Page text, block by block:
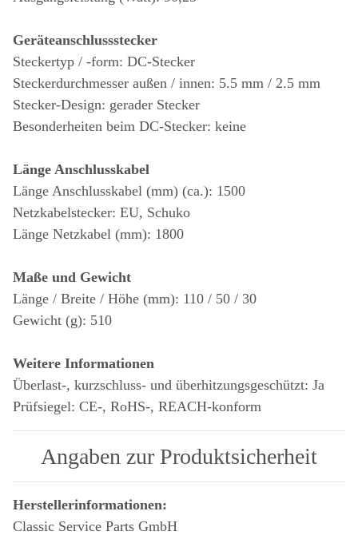
Geräteanschlussstecker
Steckertyp / -form: DC-Stecker
Steckerdurchmesser außen / innen: 5.5 mm / 2.5 mm
Stecker-Design: gerader Stecker
Besonderheiten beim DC-Stecker: keine
Länge Anschlusskabel
Länge Anschlusskabel (mm) (ca.): 1500
Netzkabelstecker: EU, Schuko
Länge Netzkabel (mm): 1800
Maße und Gewicht
Länge / Breite / Höhe (mm): 110 / 50 / 30
Gewicht (g): 510
Weitere Informationen
Überlast-, kurzschluss- und überhitzungsgeschützt: Ja
Prüfsiegel: CE-, RoHS-, REACH-konform
Angaben zur Produktsicherheit
Herstellerinformationen:
Classic Service Parts GmbH